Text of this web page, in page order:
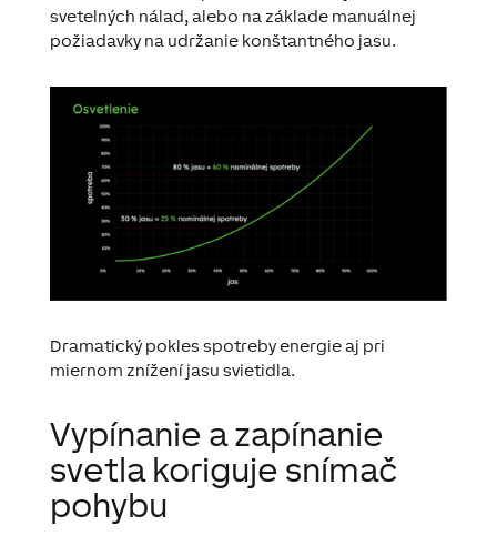
svetelných nálad, alebo na základe manuálnej
požiadavky na udržanie konštantného jasu.
Dramatický pokles spotreby energie aj pri
miernom znížení jasu svietidla.
Vypínanie a zapínanie
svetla koriguje snímač
pohybu